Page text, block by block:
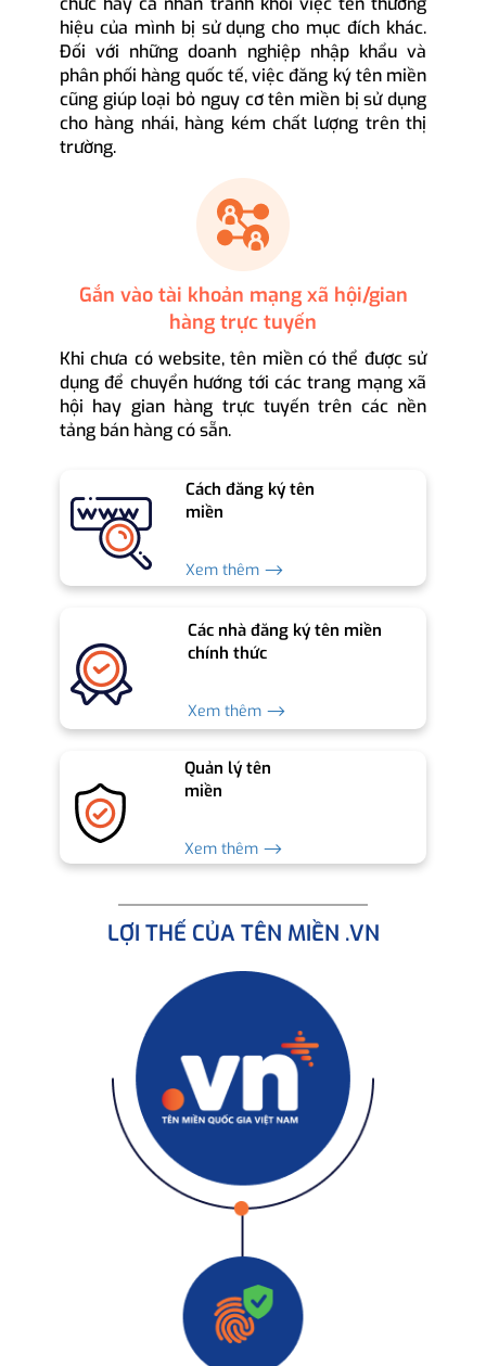
hiệu của mình bị sử dụng cho mục đích khác.
Đối với những doanh nghiệp nhập khẩu và
phân phối hàng quốc tế, việc đăng ký tên miền
cũng giúp loại bỏ nguy cơ tên miền bị sử dụng
cho hàng nhái, hàng kém chất lượng trên thị
trường.
Gắn vào tài khoản mạng xã hội/gian
hàng trực tuyến
Khi chưa có website, tên miền có thể được sử
dụng để chuyển hướng tới các trang mạng xã
hội hay gian hàng trực tuyến trên các nền
tảng bán hàng có sẵn.
Cách đăng ký tên
miền
Xem thêm ⟶
Các nhà đăng ký tên miền
chính thức
Xem thêm ⟶
Quản lý tên
miền
Xem thêm ⟶
LỢI THẾ CỦA TÊN MIỀN .VN